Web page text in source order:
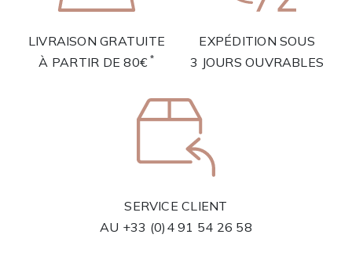
LIVRAISON GRATUITE
À PARTIR DE 80€*
EXPÉDITION SOUS
3 JOURS OUVRABLES
SERVICE CLIENT
AU +33 (0)4 91 54 26 58